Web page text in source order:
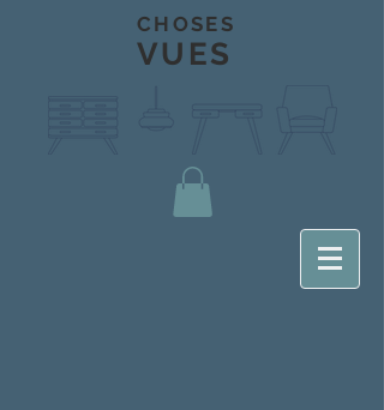
CHOSES
VUES